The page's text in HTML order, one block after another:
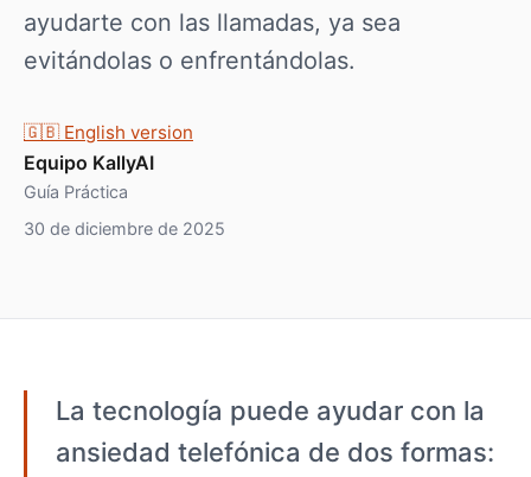
ayudarte con las llamadas, ya sea
evitándolas o enfrentándolas.
🇬🇧 English version
Equipo KallyAI
Guía Práctica
30 de diciembre de 2025
La tecnología puede ayudar con la
ansiedad telefónica de dos formas: